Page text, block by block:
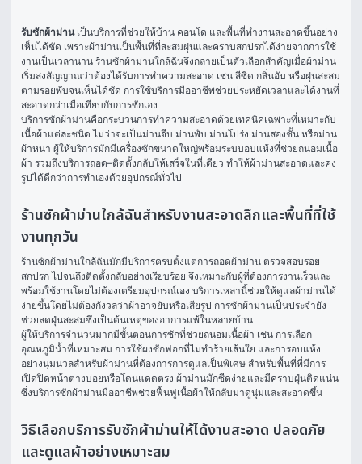
รับซักผ้าม่าน เป็นบริการที่ช่วยให้บ้าน คอนโด และพื้นที่ทำงานสะอาดขึ้นอย่าง
เห็นได้ชัด เพราะผ้าม่านเป็นพื้นที่ที่สะสมฝุ่นและคราบสกปรกได้ง่ายจากการใช้
งานเป็นเวลานาน ร้านซักผ้าม่านใกล้ฉันจึงกลายเป็นตัวเลือกสำคัญเมื่อผ้าม่าน
เริ่มส่งสัญญาณว่าต้องได้รับการทำความสะอาด เช่น สีซีด กลิ่นอับ หรือฝุ่นสะสม
ตามรอยพับจนเห็นได้ชัด การใช้บริการมืออาชีพช่วยประหยัดเวลาและได้งานที่
สะอาดกว่าเมื่อเทียบกับการซักเอง
บริการซักผ้าม่านคือกระบวนการทำความสะอาดด้วยเทคนิคเฉพาะที่เหมาะกับ
เนื้อผ้าแต่ละชนิด ไม่ว่าจะเป็นม่านจีบ ม่านพับ ม่านโปร่ง ม่านสองชั้น หรือม่าน
ผ้าหนา ผู้ให้บริการมักมีเครื่องซักขนาดใหญ่พร้อมระบบอบแห้งที่ช่วยถนอมเนื้อ
ผ้า รวมถึงบริการถอด–ติดตั้งกลับให้เสร็จในที่เดียว ทำให้ผ้าม่านสะอาดและคง
รูปได้ดีกว่าการทำเองด้วยอุปกรณ์ทั่วไป
ร้านซักผ้าม่านใกล้ฉันสำหรับงานสะอาดลึกและพื้นที่ที่ใช้
งานทุกวัน
ร้านซักผ้าม่านใกล้ฉันมักมีบริการครบตั้งแต่การถอดผ้าม่าน ตรวจสอบรอย
สกปรก ไปจนถึงติดตั้งกลับอย่างเรียบร้อย จึงเหมาะกับผู้ที่ต้องการงานเร็วและ
พร้อมใช้งานโดยไม่ต้องเตรียมอุปกรณ์เอง บริการเหล่านี้ช่วยให้ดูแลผ้าม่านได้
ง่ายขึ้นโดยไม่ต้องกังวลว่าผ้าอาจยับหรือเสียรูป การซักผ้าม่านเป็นประจำยัง
ช่วยลดฝุ่นสะสมซึ่งเป็นต้นเหตุของอาการแพ้ในหลายบ้าน
ผู้ให้บริการจำนวนมากมีขั้นตอนการซักที่ช่วยถนอมเนื้อผ้า เช่น การเลือก
อุณหภูมิน้ำที่เหมาะสม การใช้ผงซักฟอกที่ไม่ทำร้ายเส้นใย และการอบแห้ง
อย่างนุ่มนวลสำหรับผ้าม่านที่ต้องการการดูแลเป็นพิเศษ สำหรับพื้นที่ที่มีการ
เปิดปิดหน้าต่างบ่อยหรือโดนแดดตรง ผ้าม่านมักซีดง่ายและมีคราบฝุ่นติดแน่น
ซึ่งบริการซักผ้าม่านมืออาชีพช่วยฟื้นฟูเนื้อผ้าให้กลับมาดูนุ่มและสะอาดขึ้น
วิธีเลือกบริการรับซักผ้าม่านให้ได้งานสะอาด ปลอดภัย
และดูแลผ้าอย่างเหมาะสม